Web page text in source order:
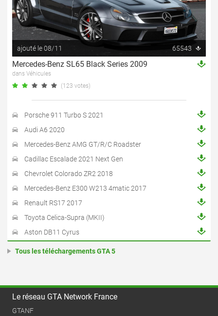
ajouté le 08/11 65543
Mercedes-Benz SL65 Black Series 2009
dans Véhicules
(123 votes)
Porsche 911 Turbo S 2021
Audi A6 2020
Mercedes-Benz AMG GT/R/C Roadster
Cadillac Escalade 2021 Next Gen
Chevrolet Colorado ZR2 2018
Mercedes-Benz E300 W213 4matic 2017
Renault RS17 2017
Toyota Celica-Supra (MKII)
Aston DB11 Cyrus
Tous les téléchargements GTA 5
Le réseau GTA Network France
GTANF